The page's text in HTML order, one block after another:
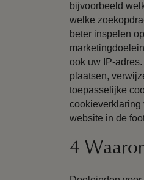
bijvoorbeeld
welke
beter inspelen
ook uw IP-
plaatsen,
toepasselijke
cookieverklaring
website in de
4